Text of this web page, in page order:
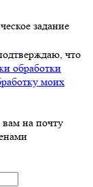
задание
что
обработки
моих
на почту